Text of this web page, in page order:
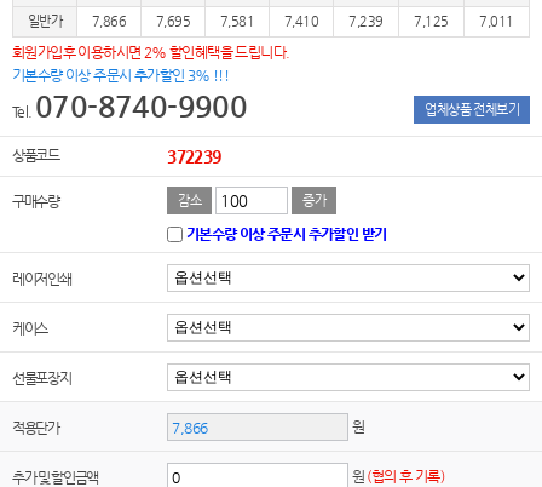
일반가
7,866 7,695 7,581 7,410 7,239 7,125 7,011
회원가입후 이용하시면 2% 할인혜택을 드립니다.
기본수량 이상 주문시 추가할인 3% !!!
Tel. 070-8740-9900 업체상품 전체보기
상품코드 372239
구매수량 감소 증가
기본수량 이상 주문시 추가할인 받기
레이저인쇄
케이스
선물포장지
적용단가 원
추가 및 할인금액 원 (협의 후 기록)